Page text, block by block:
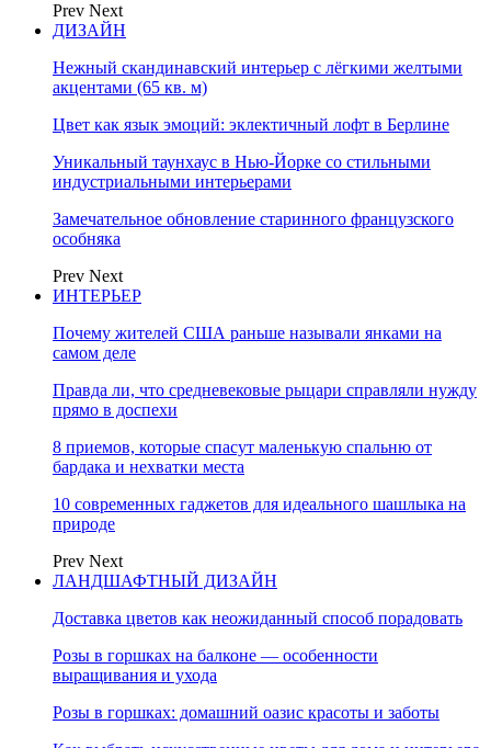
Prev Next
ДИЗАЙН
Нежный скандинавский интерьер с лёгкими желтыми
акцентами (65 кв. м)
Цвет как язык эмоций: эклектичный лофт в Берлине
Уникальный таунхаус в Нью-Йорке со стильными
индустриальными интерьерами
Замечательное обновление старинного французского
особняка
Prev Next
ИНТЕРЬЕР
Почему жителей США раньше называли янками на
самом деле
Правда ли, что средневековые рыцари справляли нужду
прямо в доспехи
8 приемов, которые спасут маленькую спальню от
бардака и нехватки места
10 современных гаджетов для идеального шашлыка на
природе
Prev Next
ЛАНДШАФТНЫЙ ДИЗАЙН
Доставка цветов как неожиданный способ порадовать
Розы в горшках на балконе — особенности
выращивания и ухода
Розы в горшках: домашний оазис красоты и заботы